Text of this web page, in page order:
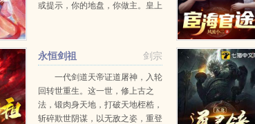
或提示，你的地盘，你做主。皇上
来当！...
剑宗
永恒剑祖
一代剑道天帝证道屠神，入轮
回转世重生。这一世，修上古之
法，锻肉身天地，打破天地桎梏，
斩碎欺世阴谋，以无敌之姿，重登